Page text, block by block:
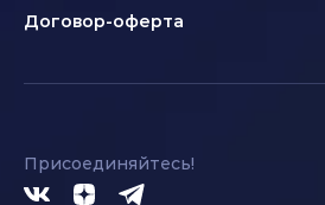
Договор-оферта
Присоединяйтесь!